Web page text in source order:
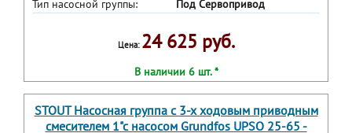
Тип насосной группы:
Под Сервопривод
Цена: 24 625 руб.
В наличии 6 шт. *
STOUT Насосная группа с 3-х ходовым приводным
смесителем 1"с насосом Grundfos UPSO 25-65 -